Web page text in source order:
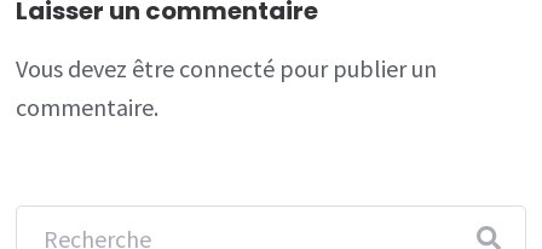
Laisser un commentaire
Vous devez être connecté pour publier un
commentaire.